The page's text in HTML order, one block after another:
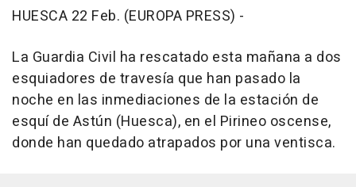
HUESCA 22 Feb. (EUROPA PRESS) -
La Guardia Civil ha rescatado esta mañana a dos
esquiadores de travesía que han pasado la
noche en las inmediaciones de la estación de
esquí de Astún (Huesca), en el Pirineo oscense,
donde han quedado atrapados por una ventisca.